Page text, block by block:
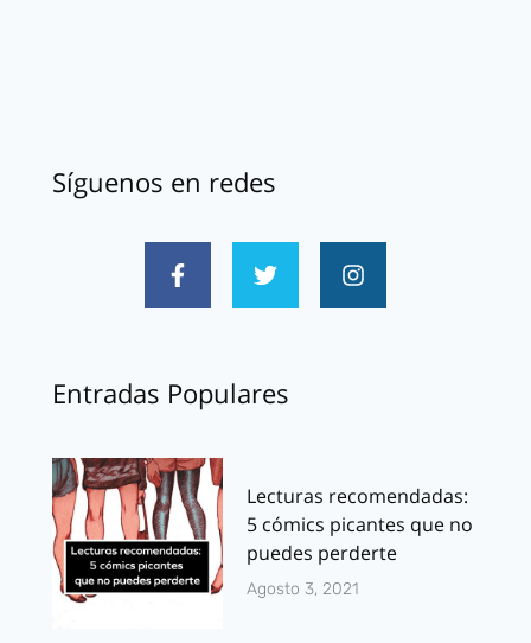
Síguenos en redes
Entradas Populares
Lecturas recomendadas:
5 cómics picantes que no
puedes perderte
Agosto 3, 2021